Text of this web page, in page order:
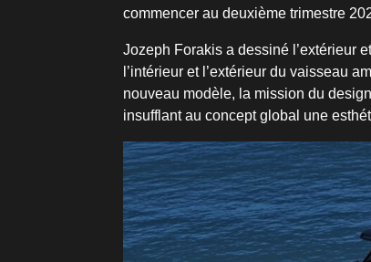
commencer au deuxième trimestre
Jozeph Forakis a dessiné l’extérieur
l’intérieur et l’extérieur du vaisseau
nouveau modèle, la mission du
insufflant au concept global une